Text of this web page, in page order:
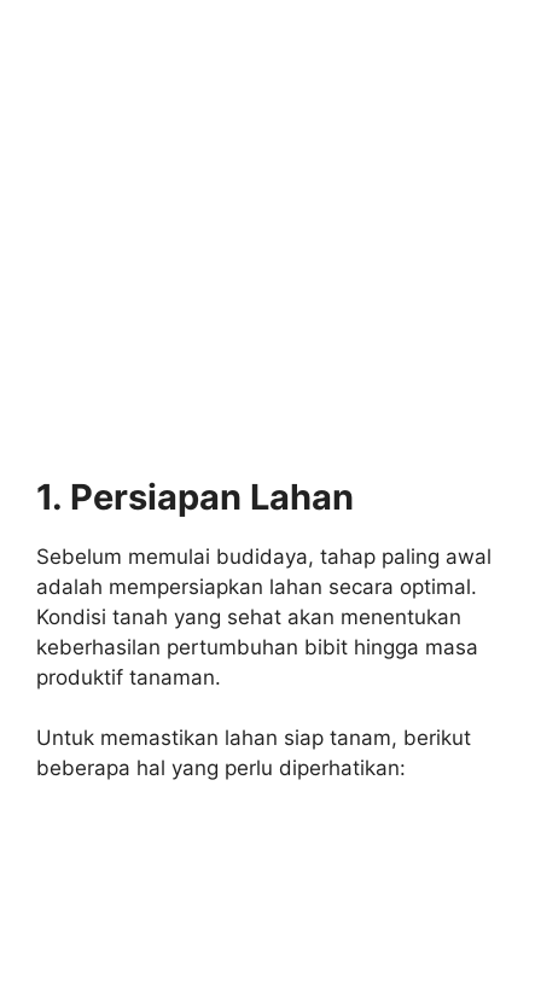
1. Persiapan Lahan
Sebelum memulai budidaya, tahap paling awal
adalah mempersiapkan lahan secara optimal.
Kondisi tanah yang sehat akan menentukan
keberhasilan pertumbuhan bibit hingga masa
produktif tanaman.
Untuk memastikan lahan siap tanam, berikut
beberapa hal yang perlu diperhatikan: